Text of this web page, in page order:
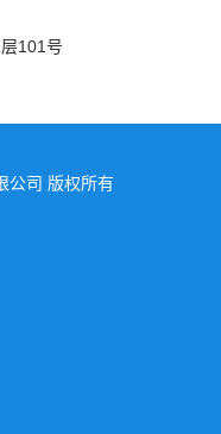
101号
公司 版权所有